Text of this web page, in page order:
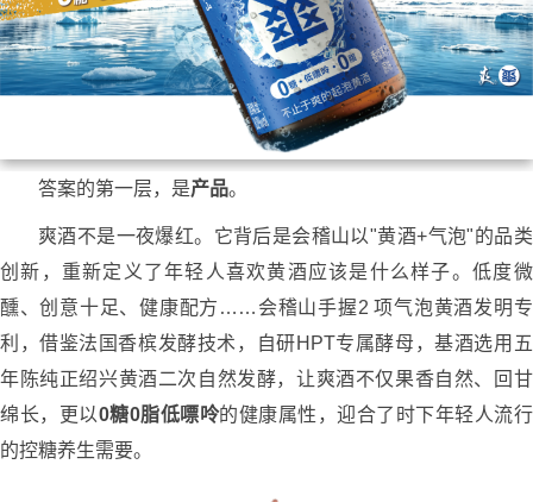
答案的第一层，是产品。
爽酒不是一夜爆红。它背后是会稽山以"黄酒+气泡"的品类
创新，重新定义了年轻人喜欢黄酒应该是什么样子。低度微
醺、创意十足、健康配方……会稽山手握2 项气泡黄酒发明专
利，借鉴法国香槟发酵技术，自研HPT专属酵母，基酒选用五
年陈纯正绍兴黄酒二次自然发酵，让爽酒不仅果香自然、回甘
绵长，更以0糖0脂低嘌呤的健康属性，迎合了时下年轻人流行
的控糖养生需要。